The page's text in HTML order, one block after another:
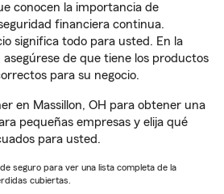
conocen la importancia de
financiera continua.
significa todo para usted. En la
de que tiene los productos
para su negocio.
en Massillon, OH para obtener una
pequeñas empresas y elija qué
para usted.
seguro para ver una lista completa de la
cubiertas.